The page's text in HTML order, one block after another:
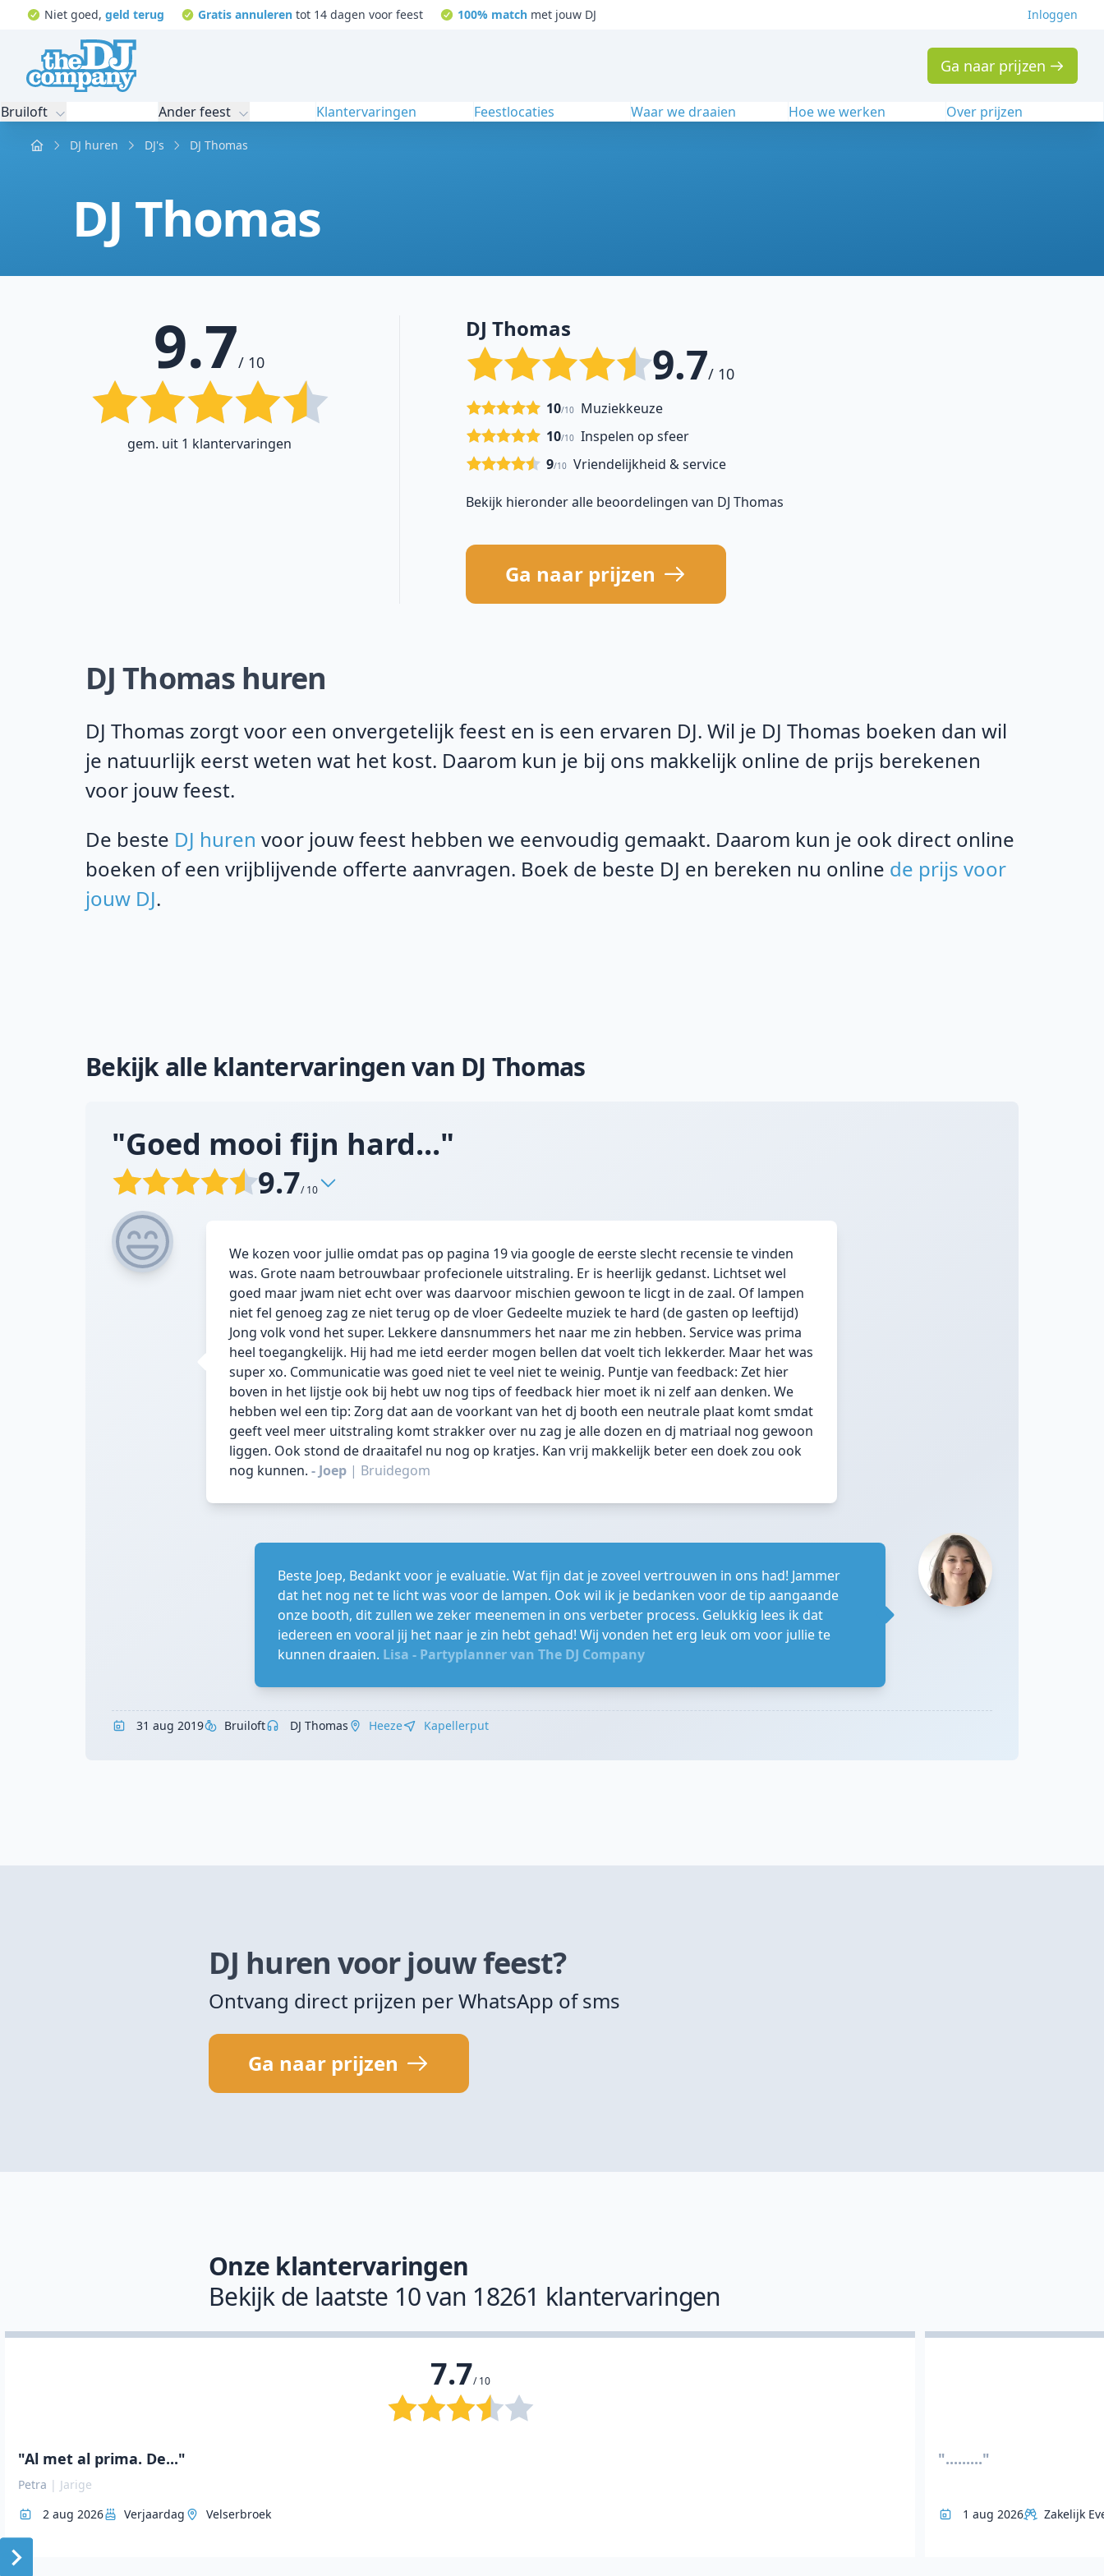
Niet goed, geld terug Gratis annuleren tot 14 dagen voor feest 100% matchmet jouw DJ Inloggen
Ga naar prijzen
Bruiloft Ander feest Klantervaringen Feestlocaties Waar we draaien Hoe we werken Over prijzen
Home DJ huren DJ's DJ Thomas
DJ Thomas
9.7/ 10
gem. uit 1 klantervaringen
DJ Thomas
9.7/ 10
Muziekkeuze
10/10
Inspelen op sfeer
10/10
Vriendelijkheid & service
9/10
Bekijk hieronder alle beoordelingen van DJ Thomas
Ga naar prijzen
DJ Thomas huren
DJ Thomas zorgt voor een onvergetelijk feest en is een ervaren DJ. Wil je DJ Thomas boeken dan wil
je natuurlijk eerst weten wat het kost. Daarom kun je bij ons makkelijk online de prijs berekenen
voor jouw feest.
De beste DJ huren voor jouw feest hebben we eenvoudig gemaakt. Daarom kun je ook direct online
boeken of een vrijblijvende offerte aanvragen. Boek de beste DJ en bereken nu online de prijs voor
jouw DJ.
Bekijk alle klantervaringen van DJ Thomas
"Goed mooi fijn hard..."
9.7/ 10
We kozen voor jullie omdat pas op pagina 19 via google de eerste slecht recensie te vinden
was. Grote naam betrouwbaar profecionele uitstraling. Er is heerlijk gedanst. Lichtset wel
goed maar jwam niet echt over was daarvoor mischien gewoon te licgt in de zaal. Of lampen
niet fel genoeg zag ze niet terug op de vloer Gedeelte muziek te hard (de gasten op leeftijd)
Jong volk vond het super. Lekkere dansnummers het naar me zin hebben. Service was prima
heel toegangkelijk. Hij had me ietd eerder mogen bellen dat voelt tich lekkerder. Maar het was
super xo. Communicatie was goed niet te veel niet te weinig. Puntje van feedback: Zet hier
boven in het lijstje ook bij hebt uw nog tips of feedback hier moet ik ni zelf aan denken. We
hebben wel een tip: Zorg dat aan de voorkant van het dj booth een neutrale plaat komt smdat
geeft veel meer uitstraling komt strakker over nu zag je alle dozen en dj matriaal nog gewoon
liggen. Ook stond de draaitafel nu nog op kratjes. Kan vrij makkelijk beter een doek zou ook
nog kunnen. - Joep | Bruidegom
Beste Joep, Bedankt voor je evaluatie. Wat fijn dat je zoveel vertrouwen in ons had! Jammer
dat het nog net te licht was voor de lampen. Ook wil ik je bedanken voor de tip aangaande
onze booth, dit zullen we zeker meenemen in ons verbeter process. Gelukkig lees ik dat
iedereen en vooral jij het naar je zin hebt gehad! Wij vonden het erg leuk om voor jullie te
kunnen draaien. Lisa - Partyplanner van The DJ Company
31 aug 2019 Bruiloft DJ Thomas Heeze Kapellerput
DJ huren voor jouw feest?
Ontvang direct prijzen per WhatsApp of sms
Ga naar prijzen
Onze klantervaringen
Bekijk de laatste 10 van 18261 klantervaringen
7.7/ 10
"Al met al prima. De..."
Petra | Jarige
2 aug 2026
Verjaardag Velserbroek
"........."
1 aug 2026 Zakelijk
Item